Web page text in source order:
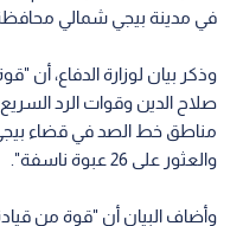
في مدينة بيجي شمالي محافظة
وذكر بيان لوزارة الدفاع، أن
صلاح الدين وقوات الرد
والعثور على 26 عبوة ناسفة".
وأضاف البيان أن "قوة من